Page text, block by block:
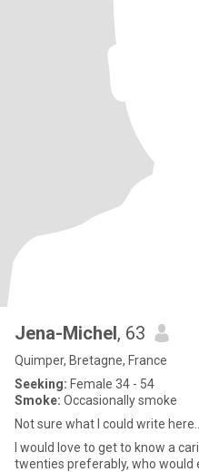
Jena-Michel, 63
Quimper, Bretagne, France
Seeking: Female 34 - 54
Smoke: Occasionally smoke
Not sure what I could write here...
I would love to get to know a
twenties preferably, who would